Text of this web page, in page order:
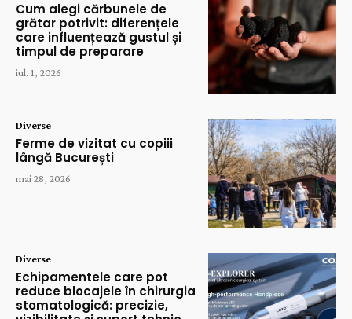
Cum alegi cărbunele de
grătar potrivit: diferențele
care influențează gustul și
timpul de preparare
iul. 1, 2026
Diverse
Ferme de vizitat cu copiii
lângă București
mai 28, 2026
Diverse
Echipamentele care pot
reduce blocajele în chirurgia
stomatologică: precizie,